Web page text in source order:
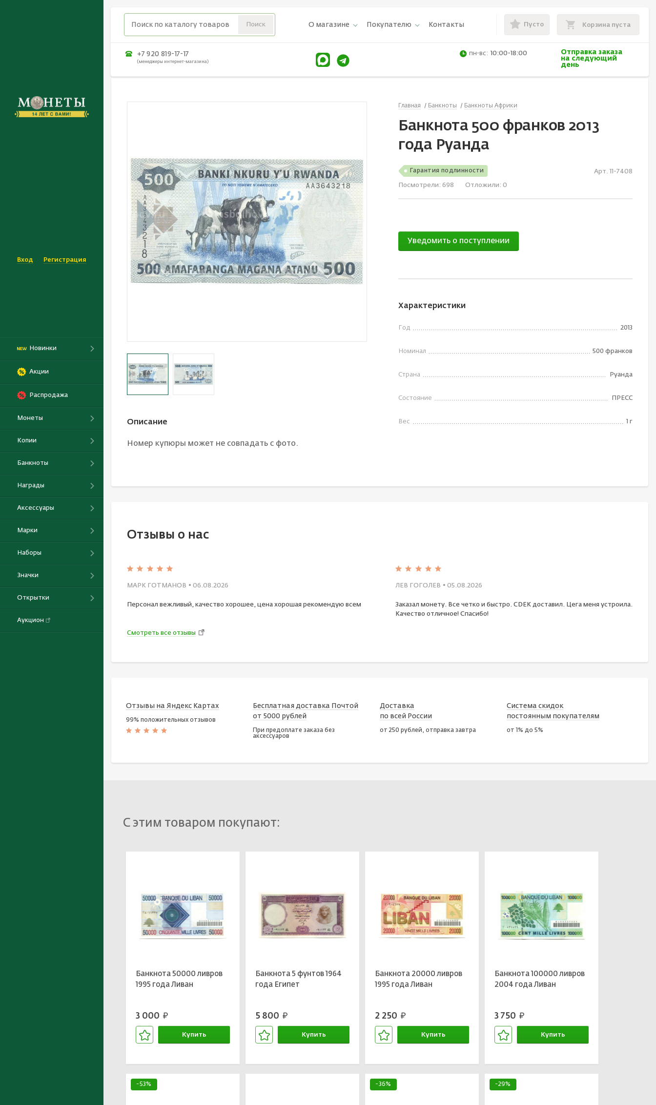
Вход Регистрация
Новинки
Акции
Распродажа
Монеты
Копии
Банкноты
Награды
Аксессуары
Марки
Наборы
Значки
Открытки
Аукцион
О магазине Покупателю Контакты Пусто Корзина пуста
+7 920 819-17-17
(менеджеры интернет-магазина)
пн-вс: 10:00-18:00
Отправка заказа
на следующий
день
Описание
Номер купюры может не совпадать с фото.
Главная Банкноты Банкноты Африки
Банкнота 500 франков 2013
года Руанда
Гарантия подлинности Арт. 11-7408
Посмотрели: 698 Отложили: 0
Уведомить о поступлении
Характеристики
Год 2013
Номинал 500 франков
Страна Руанда
Состояние ПРЕСС
Вес 1 г
Отзывы о нас
МАРК ГОТМАНОВ • 06.08.2026
Персонал вежливый, качество хорошее, цена хорошая рекомендую всем
ЛЕВ ГОГОЛЕВ • 05.08.2026
Заказал монету. Все четко и быстро. CDEK доставил. Цега меня устроила.
Качество отличное! Спасибо!
Смотреть все отзывы
Отзывы на Яндекс Картах
99% положительных отзывов
Бесплатная доставка Почтой
от 5000 рублей
При предоплате заказа без
аксессуаров
Доставка
по всей России
от 250 рублей, отправка завтра
Система скидок
постоянным покупателям
от 1% до 5%
С этим товаром покупают:
Банкнота 50000 ливров
1995 года Ливан
3 000 руб.
Купить
Банкнота 5 фунтов 1964
года Египет
5 800 руб.
Купить
Банкнота 20000 ливров
1995 года Ливан
2 250 руб.
Купить
Банкнота 100000 ливров
2004 года Ливан
3 750 руб.
Купить
-53% -36% -29%